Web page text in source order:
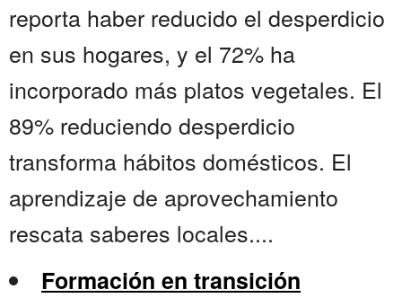
reporta haber reducido el desperdicio
en sus hogares, y el 72% ha
incorporado más platos vegetales. El
89% reduciendo desperdicio
transforma hábitos domésticos. El
aprendizaje de aprovechamiento
rescata saberes locales....
Formación en transición